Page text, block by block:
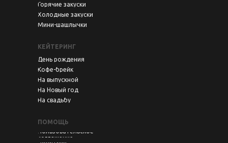
КЕЙТЕРИНГ
ПОМОЩЬ
Холодные закуски
Горячие закуски
День рождения
Мини-шашлычки
Кофе-брейк
На выпускной
На Новый год
На свадьбу
Пользовательское
соглашение
Политика